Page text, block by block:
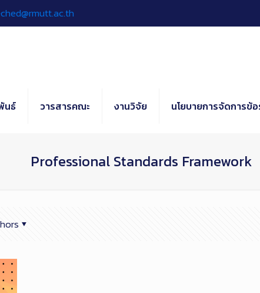
นธ์ วารสารคณะ งานวิจัย นโยบายการจัดการข้
Professional Standards Framework